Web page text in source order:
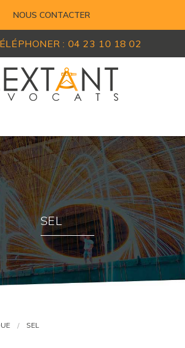
NOUS CONTACTER
: 04 23 10 18 02
?
SEL
SEL